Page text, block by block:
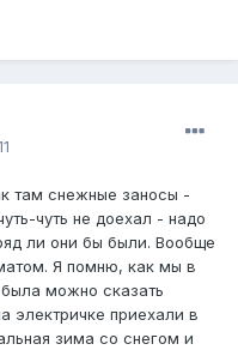
там снежные заносы -
чуть не доехал - надо
ли они бы были. Вообще
Я помню, как мы в
можно сказать
электричке приехали в
зима со снегом и